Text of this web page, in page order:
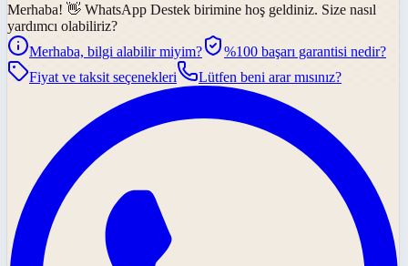
Merhaba! 👋 WhatsApp Destek birimine hoş geldiniz. Size nasıl
yardımcı olabiliriz?
Merhaba, bilgi alabilir miyim?
%100 başarı garantisi nedir?
Fiyat ve taksit seçenekleri
Lütfen beni arar mısınız?